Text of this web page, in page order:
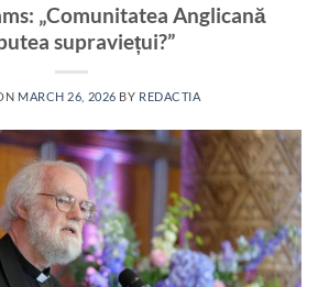
„Comunitatea Anglicană
supraviețui?”
MARCH 26, 2026 BY REDACTIA